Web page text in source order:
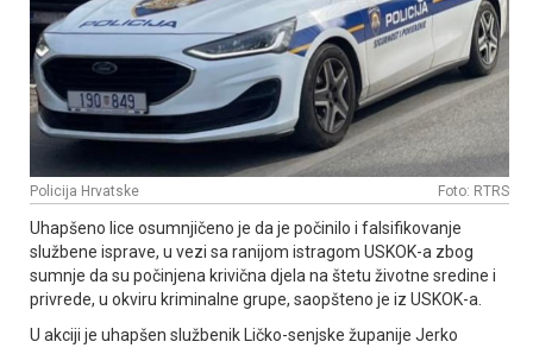
Policija Hrvatske Foto: RTRS
Uhapšeno lice osumnjičeno je da je počinilo i falsifikovanje
službene isprave, u vezi sa ranijom istragom USKOK-a zbog
sumnje da su počinjena krivična djela na štetu životne sredine i
privrede, u okviru kriminalne grupe, saopšteno je iz USKOK-a.
U akciji je uhapšen službenik Ličko-senjske županije Јerko